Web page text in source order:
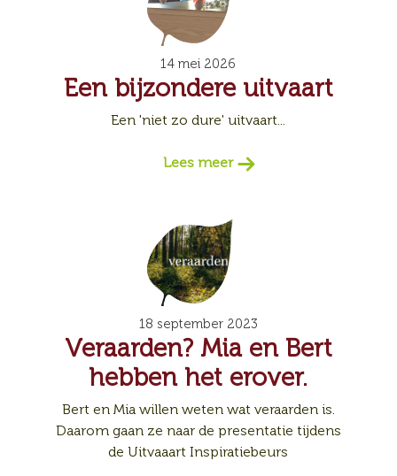
14 mei 2026
Een bijzondere uitvaart
Een 'niet zo dure' uitvaart...
Lees meer
18 september 2023
Veraarden? Mia en Bert
hebben het erover.
Bert en Mia willen weten wat veraarden is.
Daarom gaan ze naar de presentatie tijdens
de Uitvaaart Inspiratiebeurs